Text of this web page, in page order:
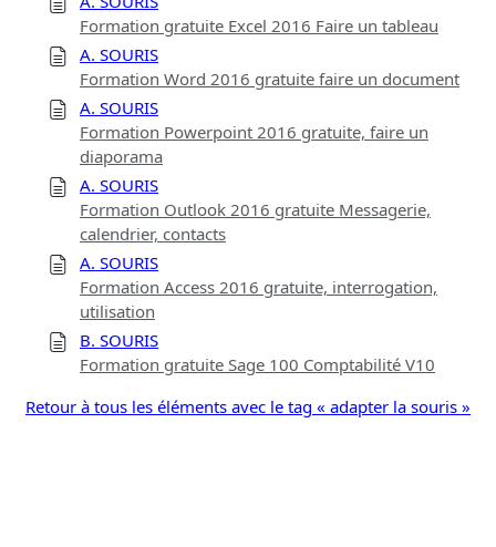
Formation gratuite Excel 2016 Faire un tableau
A. SOURIS
Formation Word 2016 gratuite faire un document
A. SOURIS
Formation Powerpoint 2016 gratuite, faire un
diaporama
A. SOURIS
Formation Outlook 2016 gratuite Messagerie,
calendrier, contacts
A. SOURIS
Formation Access 2016 gratuite, interrogation,
utilisation
B. SOURIS
Formation gratuite Sage 100 Comptabilité V10
Retour à tous les éléments avec le tag « adapter la souris »